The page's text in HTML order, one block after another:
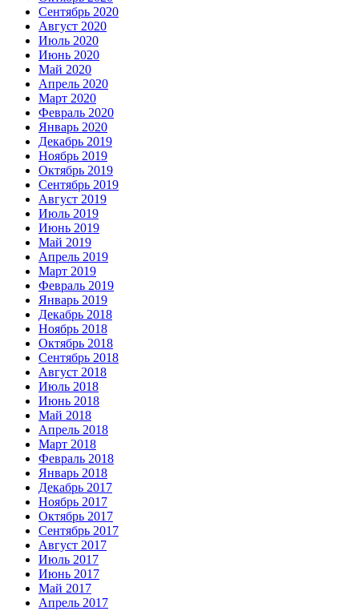
Сентябрь 2020
Август 2020
Июль 2020
Июнь 2020
Май 2020
Апрель 2020
Март 2020
Февраль 2020
Январь 2020
Декабрь 2019
Ноябрь 2019
Октябрь 2019
Сентябрь 2019
Август 2019
Июль 2019
Июнь 2019
Май 2019
Апрель 2019
Март 2019
Февраль 2019
Январь 2019
Декабрь 2018
Ноябрь 2018
Октябрь 2018
Сентябрь 2018
Август 2018
Июль 2018
Июнь 2018
Май 2018
Апрель 2018
Март 2018
Февраль 2018
Январь 2018
Декабрь 2017
Ноябрь 2017
Октябрь 2017
Сентябрь 2017
Август 2017
Июль 2017
Июнь 2017
Май 2017
Апрель 2017